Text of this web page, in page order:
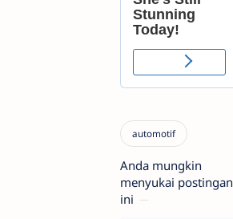
Anda mungkin
menyukai postingan
ini